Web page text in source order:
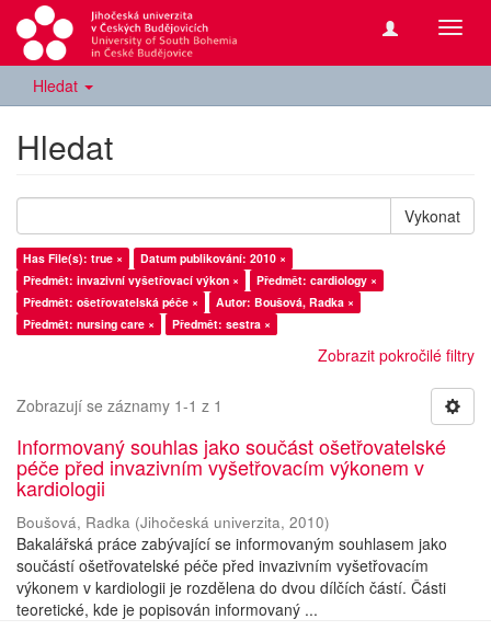
Hledat
Hledat
Vykonat
Has File(s): true ×
Datum publikování: 2010 ×
Předmět: invazivní vyšetřovací výkon ×
Předmět: cardiology ×
Předmět: ošetřovatelská péče ×
Autor: Boušová, Radka ×
Předmět: nursing care ×
Předmět: sestra ×
Zobrazit pokročilé filtry
Zobrazují se záznamy 1-1 z 1
Informovaný souhlas jako součást ošetřovatelské
péče před invazivním vyšetřovacím výkonem v
kardiologii
Boušová, Radka (Jihočeská univerzita, 2010)
Bakalářská práce zabývající se informovaným souhlasem jako
součástí ošetřovatelské péče před invazivním vyšetřovacím
výkonem v kardiologii je rozdělena do dvou dílčích částí. Části
teoretické, kde je popisován informovaný ...